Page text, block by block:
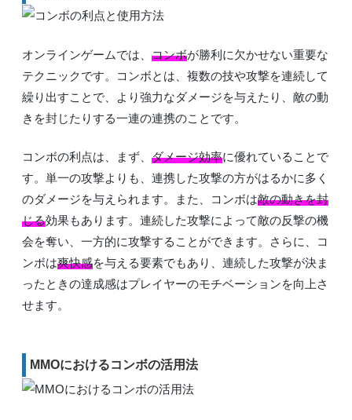
オンラインゲームでは、 コンボが勝利に欠かせない重要な
テクニックです。コンボとは、複数の技や攻撃を連続して
繰り出すことで、より強力なダメージを与えたり、敵の動
きを封じたりする一連の連携のことです。
コンボの利点は、まず、 ダメージ効率に優れていることで
す。単一の攻撃よりも、連携した攻撃の方がはるかに多く
のダメージを与えられます。また、コンボは敵の動きを封
じる効果もあります。連続した攻撃によって敵の反撃の機
会を奪い、一方的に攻撃することができます。さらに、コ
ンボは爽快感を与える要素でもあり、連続した攻撃が決ま
ったときの達成感はプレイヤーのモチベーションを向上さ
せます。
MMOにおけるコンボの活用法